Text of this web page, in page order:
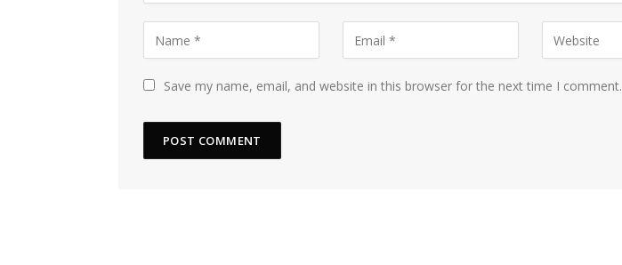
Save my name, email, and website in this browser for the next time I comment.